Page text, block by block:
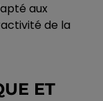
aux
de la
ET